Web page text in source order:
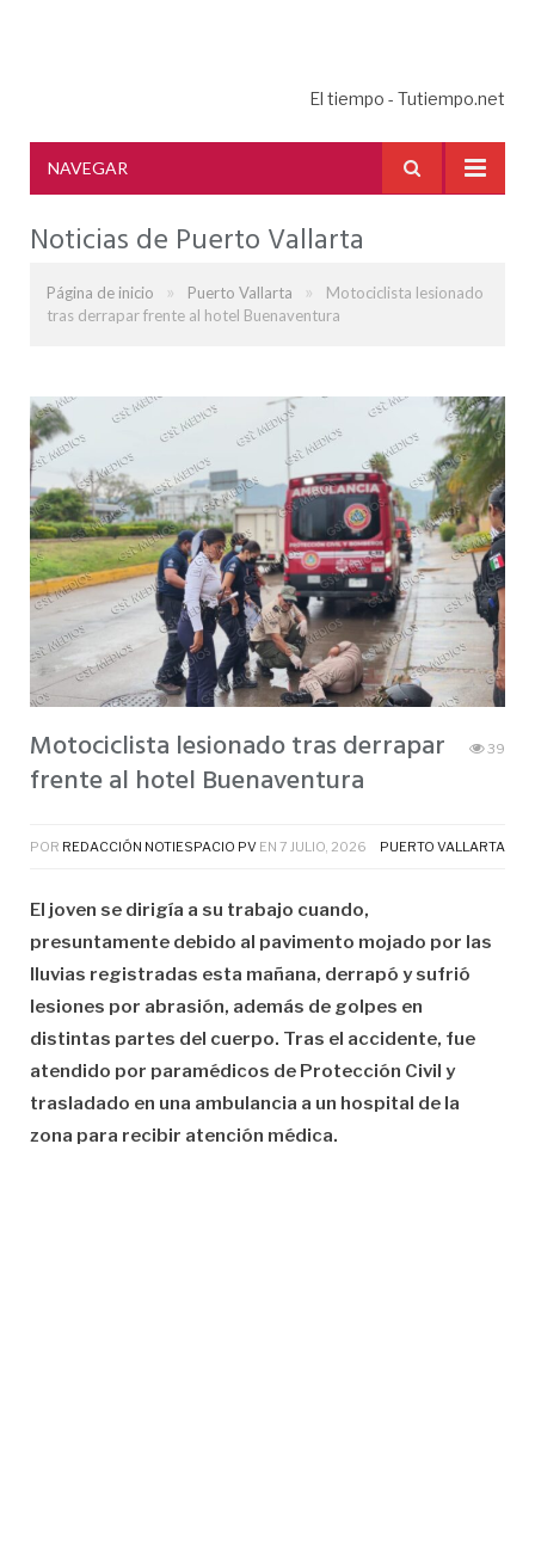
El tiempo - Tutiempo.net
NAVEGAR
Noticias de Puerto Vallarta
Página de inicio » Puerto Vallarta »
Motociclista lesionado
tras derrapar frente al hotel Buenaventura
Motociclista lesionado tras derrapar
frente al hotel Buenaventura
39
POR REDACCIÓN NOTIESPACIO PV EN 7 JULIO, 2026 PUERTO VALLARTA
El joven se dirigía a su trabajo cuando,
presuntamente debido al pavimento mojado por las
lluvias registradas esta mañana, derrapó y sufrió
lesiones por abrasión, además de golpes en
distintas partes del cuerpo. Tras el accidente, fue
atendido por paramédicos de Protección Civil y
trasladado en una ambulancia a un hospital de la
zona para recibir atención médica.